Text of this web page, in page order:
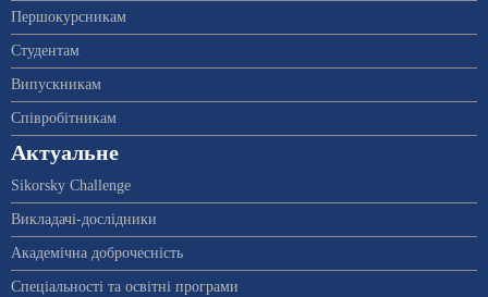
Першокурсникам
Студентам
Випускникам
Співробітникам
Актуальне
Sikorsky Challenge
Викладачі-дослідники
Академічна доброчесність
Спеціальності та освітні програми